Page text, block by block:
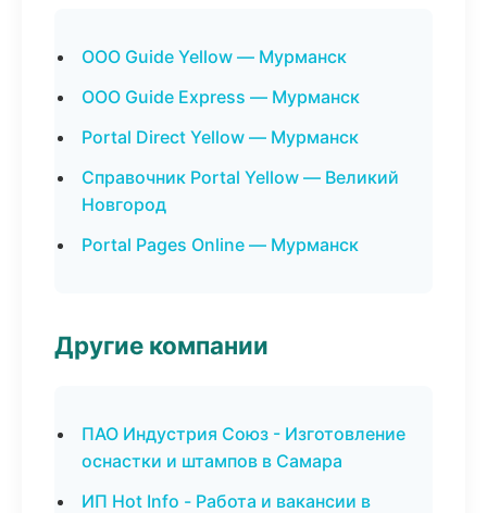
ООО Guide Yellow — Мурманск
ООО Guide Express — Мурманск
Portal Direct Yellow — Мурманск
Справочник Portal Yellow — Великий
Новгород
Portal Pages Online — Мурманск
Другие компании
ПАО Индустрия Союз - Изготовление
оснастки и штампов в Самара
ИП Hot Info - Работа и вакансии в